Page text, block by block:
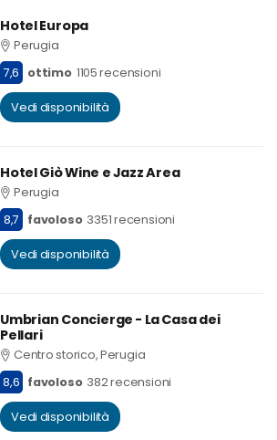
Hotel Europa
Perugia
7,6
ottimo 1105 recensioni
Vedi disponibilità
Hotel Giò Wine e Jazz Area
Perugia
8,7
favoloso 3351 recensioni
Vedi disponibilità
Umbrian Concierge - La Casa dei
Pellari
Centro storico, Perugia
8,6 favoloso 382 recensioni
Vedi disponibilità